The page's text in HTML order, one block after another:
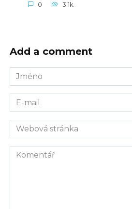
0 3.1k.
Add a comment
Jméno
E-
mail
Webová
stránka
Komentář